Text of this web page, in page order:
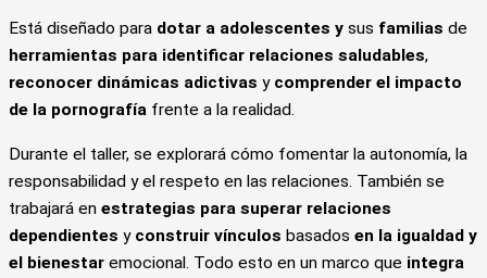
Está diseñado para dotar a adolescentes y sus familias de
herramientas para identificar relaciones saludables,
reconocer dinámicas adictivas y comprender el impacto
de la pornografía frente a la realidad.
Durante el taller, se explorará cómo fomentar la autonomía, la
responsabilidad y el respeto en las relaciones. También se
trabajará en estrategias para superar relaciones
dependientes y construir vínculos basados en la igualdad y
el bienestar emocional. Todo esto en un marco que integra